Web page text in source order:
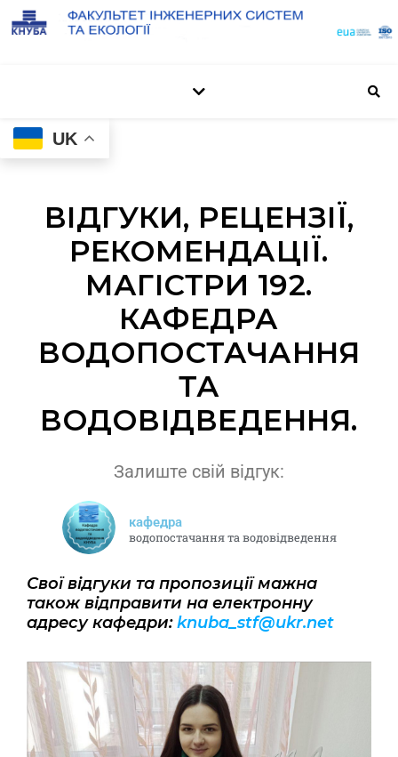
UK
ВІДГУКИ, РЕЦЕНЗІЇ,
РЕКОМЕНДАЦІЇ.
МАГІСТРИ 192.
КАФЕДРА
ВОДОПОСТАЧАННЯ
ТА
ВОДОВІДВЕДЕННЯ.
Залиште свій відгук:
кафедра
водопостачання та водовідведення
Свої відгуки та пропозиції мажна
також відправити на електронну
адресу кафедри:knuba_stf@ukr.net